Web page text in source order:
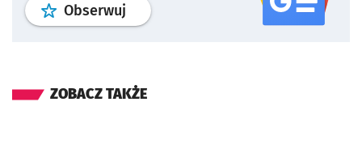
Obserwuj profil serwisu
ZOBACZ TAKŻE